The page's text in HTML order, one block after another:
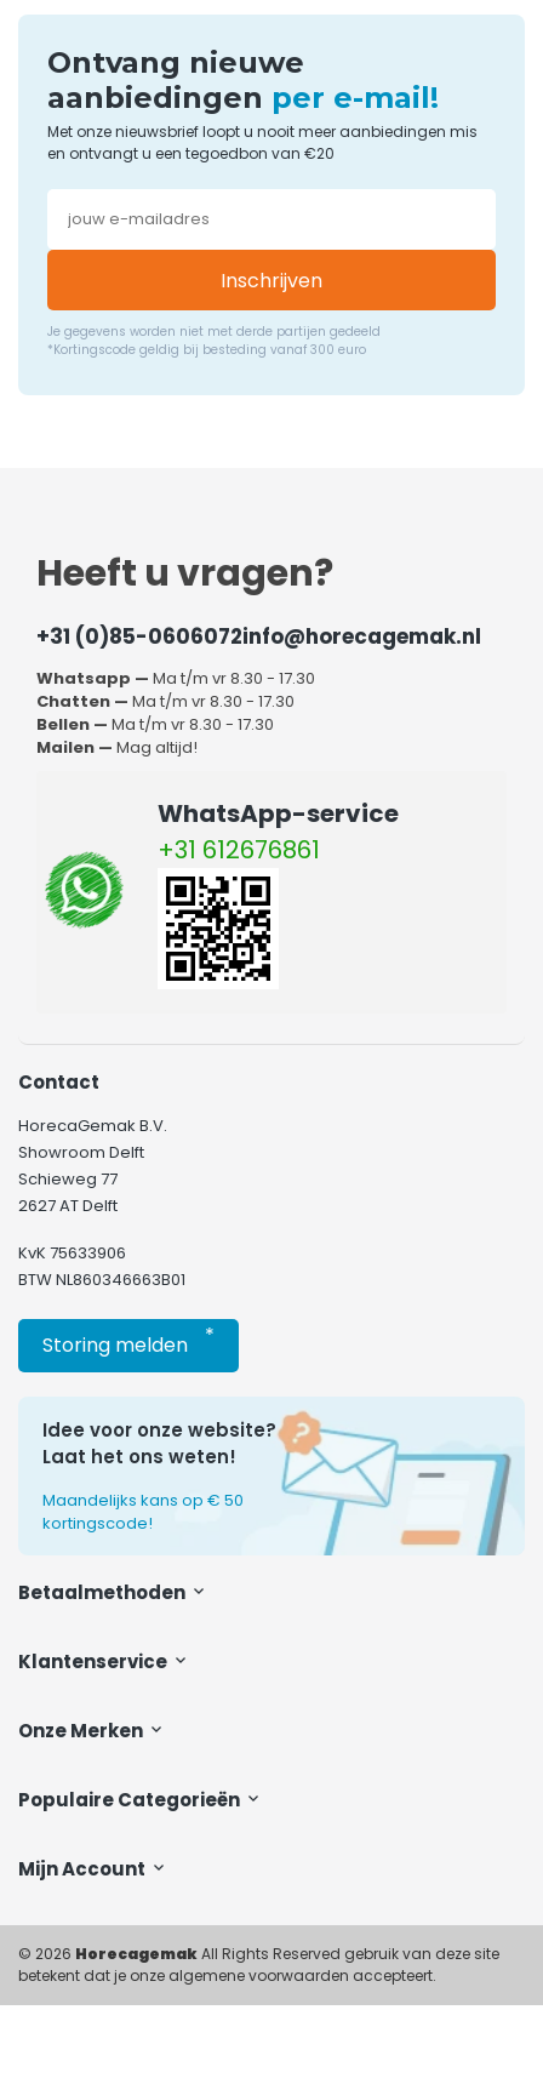
Ontvang nieuwe
aanbiedingen per e-mail!
Met onze nieuwsbrief loopt u nooit meer aanbiedingen mis
en ontvangt u een tegoedbon van €20
Inschrijven
Je gegevens worden niet met derde partijen gedeeld
*Kortingscode geldig bij besteding vanaf 300 euro
Heeft u vragen?
+31 (0)85-0606072info@horecagemak.nl
Whatsapp — Ma t/m vr 8.30 - 17.30
Chatten — Ma t/m vr 8.30 - 17.30
Bellen — Ma t/m vr 8.30 - 17.30
Mailen — Mag altijd!
WhatsApp-service
+31 612676861
Klantenservice
Onze Merken
Populaire Categorieën
Mijn Account
Contact
HorecaGemak B.V.
Showroom Delft
Schieweg 77
2627 AT Delft
KvK 75633906
BTW NL860346663B01
Storing melden *
Idee voor onze website?
Laat het ons weten!
Maandelijks kans op € 50
kortingscode!
Betaalmethoden
© 2026 HorecagemakAll Rights Reserved gebruik van deze site
betekent dat je onze algemene voorwaarden accepteert.